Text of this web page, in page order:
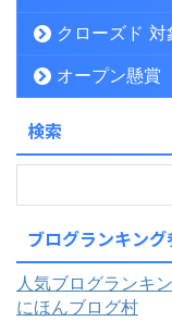
クローズド 対
オープン懸賞
検索
ブログランキング
人気ブログランキ
にほんブログ村